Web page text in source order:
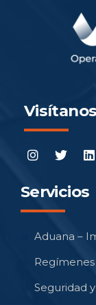
Visítanos
Servicios
Aduana –
Seguridad